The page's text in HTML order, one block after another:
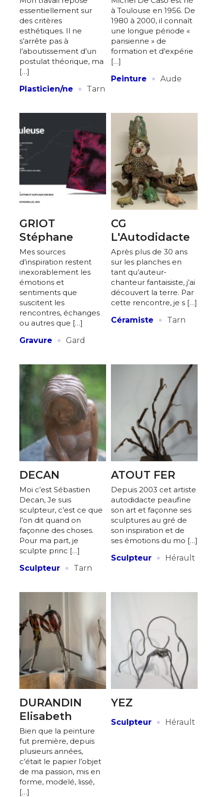
essentiellement sur
des critères
esthétiques. Il ne
s’arrête pas à
l’aboutissement d’un
postulat théorique, ma
[…]
Plasticien/ne
· Tarn
à Toulouse en 1956. De
1980 à 2000, il connaît
une longue période «
parisienne » de
formation et d’expérie
[…]
Peinture
· Aude
GRIOT
Stéphane
Mes sources
d’inspiration restent
inexorablement les
émotions et
sentiments que
suscitent les
rencontres, échanges
ou autres que […]
Gravure
· Gard
CG
L'Autodidacte
Après plus de 30 ans
sur les planches en
tant qu’auteur-
chanteur fantaisiste, j’ai
découvert la terre. Par
cette rencontre, je s […]
Céramiste
· Tarn
DECAN
Moi c’est Sébastien
Decan, Je suis
sculpteur, c’est ce que
l’on dit quand on
façonne des choses.
Pour ma part, je
sculpte princ […]
Sculpteur · Tarn
ATOUT FER
Depuis 2003 cet artiste
autodidacte peaufine
son art et façonne ses
sculptures au gré de
son inspiration et de
ses émotions du mo […]
Sculpteur · Hérault
DURANDIN
Elisabeth
Bien que la peinture
fut première, depuis
plusieurs années,
c’était le papier l’objet
de ma passion, mis en
forme, modelé, lissé,
[…]
YEZ
Sculpteur · Hérault